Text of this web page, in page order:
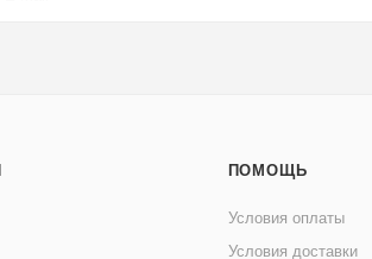
ПОМОЩЬ
Условия оплаты
Условия доставки